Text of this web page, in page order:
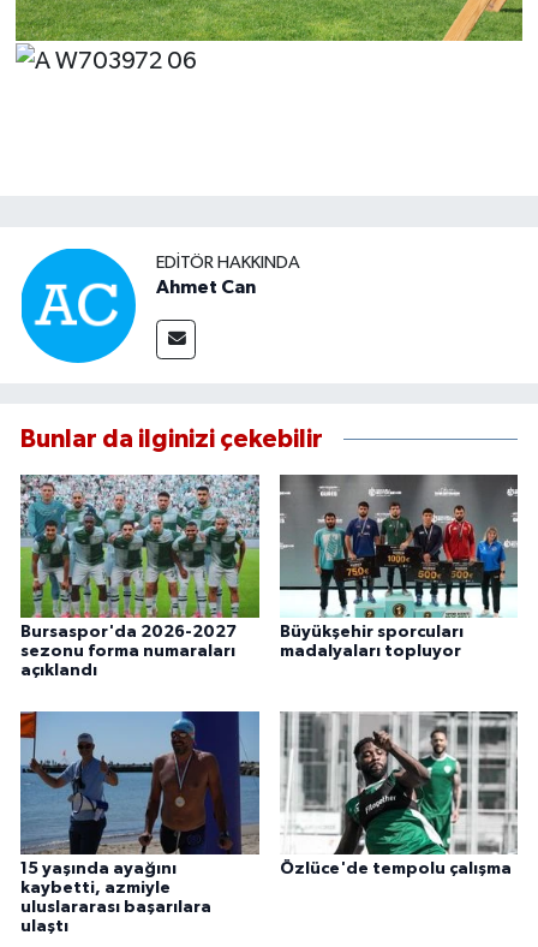
EDITÖR HAKKINDA
Ahmet Can
Bunlar da ilginizi çekebilir
Bursaspor'da 2026-2027
sezonu forma numaraları
açıklandı
Büyükşehir sporcuları
madalyaları topluyor
15 yaşında ayağını
kaybetti, azmiyle
uluslararası başarılara
ulaştı
Özlüce'de tempolu çalışma